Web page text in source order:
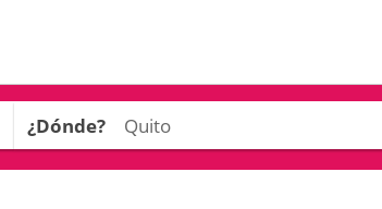
¿Dónde?